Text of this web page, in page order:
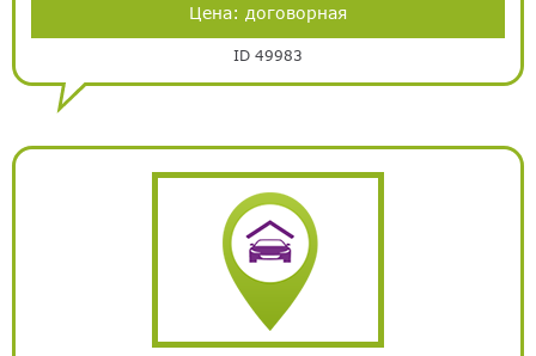
Цена: договорная
ID 49983